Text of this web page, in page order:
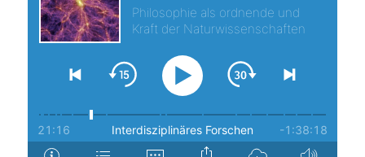
r
g
s
i